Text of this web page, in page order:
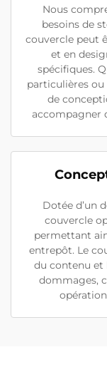
Nous
besoins de
couvercle peut
et en
spécifiques.
particulières ou
de
accompagner
Dotée d’un
couvercle
permettant
entrepôt. Le
du contenu et
dommages,